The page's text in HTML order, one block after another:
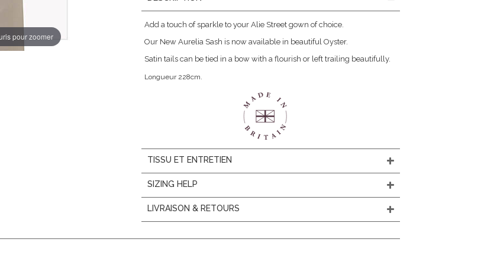
pour zoomer
Add a touch of sparkle to your Alie Street gown of choice.
Our New Aurelia Sash is now available in beautiful Oyster.
Satin tails can be tied in a bow with a flourish or left trailing beautifully.
Longueur 228cm.
TISSU ET ENTRETIEN
SIZING HELP
LIVRAISON & RETOURS